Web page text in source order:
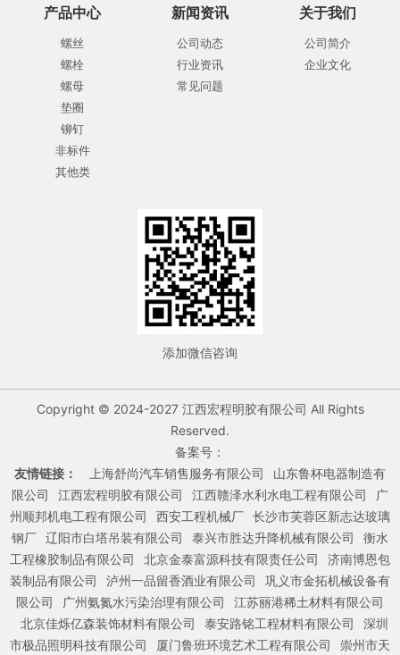
产品中心
螺丝
螺栓
螺母
垫圈
铆钉
非标件
其他类
新闻资讯
公司动态
行业资讯
常见问题
关于我们
公司简介
企业文化
添加微信咨询
Copyright © 2024-2027 江西宏程明胶有限公司 All Rights
Reserved.
备案号：
友情链接：
上海舒尚汽车销售服务有限公司
山东鲁杯电器制造有
限公司
江西宏程明胶有限公司 江西赣泽水利水电工程有限公司
广
州顺邦机电工程有限公司
西安工程机械厂 长沙市芙蓉区新志达玻璃
钢厂 辽阳市白塔吊装有限公司 泰兴市胜达升降机械有限公司
衡水
工程橡胶制品有限公司
北京金泰富源科技有限责任公司
济南博恩包
装制品有限公司
泸州一品留香酒业有限公司
巩义市金拓机械设备有
限公司
广州氨氮水污染治理有限公司
江苏丽港稀土材料有限公司
北京佳烁亿森装饰材料有限公司
泰安路铭工程材料有限公司
深圳
市极品照明科技有限公司
厦门鲁班环境艺术工程有限公司 崇州市天